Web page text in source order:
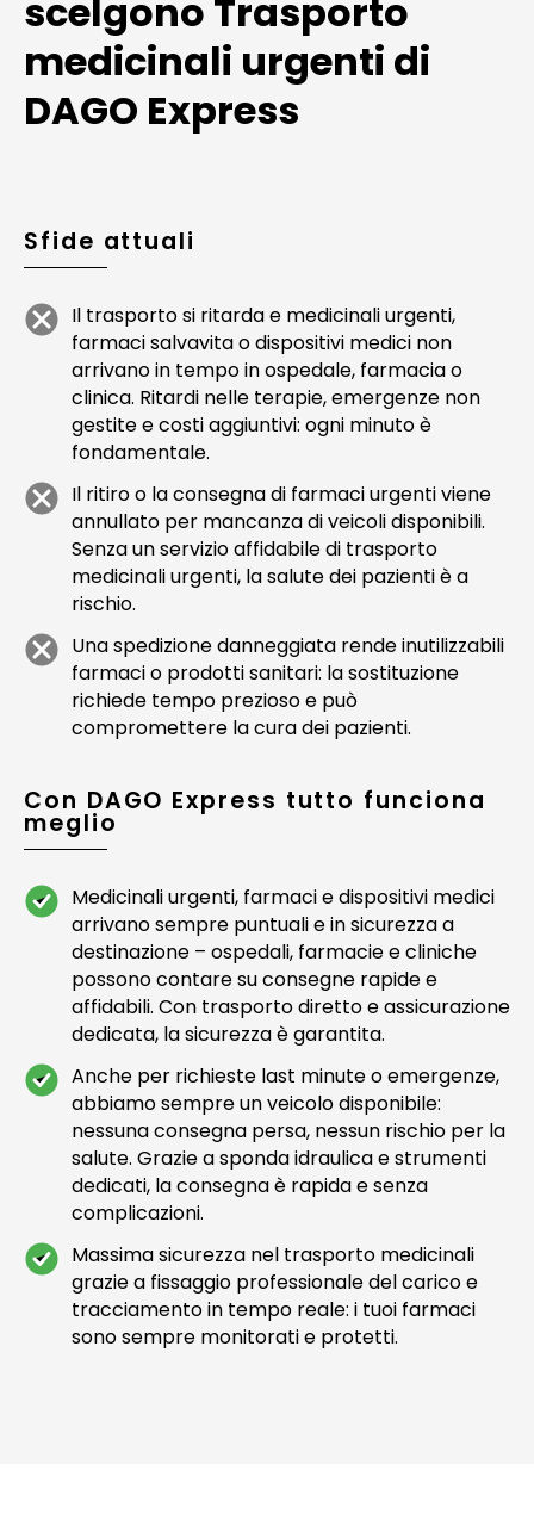
scelgono Trasporto
medicinali urgenti di
DAGO Express
Sfide attuali
Il trasporto si ritarda e medicinali urgenti,
farmaci salvavita o dispositivi medici non
arrivano in tempo in ospedale, farmacia o
clinica. Ritardi nelle terapie, emergenze non
gestite e costi aggiuntivi: ogni minuto è
fondamentale.
Il ritiro o la consegna di farmaci urgenti viene
annullato per mancanza di veicoli disponibili.
Senza un servizio affidabile di trasporto
medicinali urgenti, la salute dei pazienti è a
rischio.
Una spedizione danneggiata rende inutilizzabili
farmaci o prodotti sanitari: la sostituzione
richiede tempo prezioso e può
compromettere la cura dei pazienti.
Con DAGO Express tutto funciona
meglio
Medicinali urgenti, farmaci e dispositivi medici
arrivano sempre puntuali e in sicurezza a
destinazione – ospedali, farmacie e cliniche
possono contare su consegne rapide e
affidabili. Con trasporto diretto e assicurazione
dedicata, la sicurezza è garantita.
Anche per richieste last minute o emergenze,
abbiamo sempre un veicolo disponibile:
nessuna consegna persa, nessun rischio per la
salute. Grazie a sponda idraulica e strumenti
dedicati, la consegna è rapida e senza
complicazioni.
Massima sicurezza nel trasporto medicinali
grazie a fissaggio professionale del carico e
tracciamento in tempo reale: i tuoi farmaci
sono sempre monitorati e protetti.